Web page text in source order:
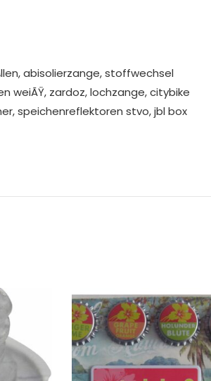
abisolierzange, stoffwechsel
weiÃŸ, zardoz, lochzange, citybike
speichenreflektoren stvo, jbl box